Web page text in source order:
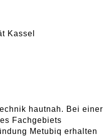
Kassel
hautnah. Bei einer
Fachgebiets
Metubiq erhalten